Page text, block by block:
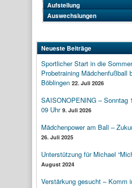
Aufstellung
Auswechslungen
Neueste Beiträge
Sportlicher Start in die
Probetraining Mädchenfußball
Böblingen 22. Juli 2026
SAISONOPENING – Sonntag
09 Uhr 9. Juli 2026
Mädchenpower am Ball –
26. Juli 2025
Unterstützung für Michael
August 2024
Verstärkung gesucht – Komm